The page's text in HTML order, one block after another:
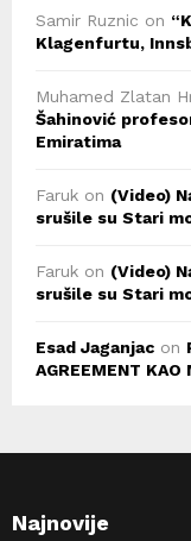
Samir Ruznic on
Klagenfurtu,
Muhamed Zlatan
Šahinović
Emiratima
Faruk on (Video)
srušile su Stari
Faruk on (Video)
srušile su Stari
Esad Jaganjac on
AGREEMENT KAO
Najnovije